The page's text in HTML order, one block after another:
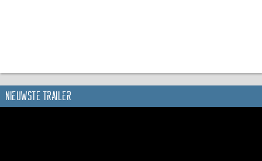
Nieuwste trailer